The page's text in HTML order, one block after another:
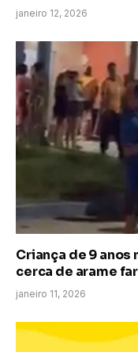
janeiro 12, 2026
Criança de 9
cerca de arame
janeiro 11, 2026